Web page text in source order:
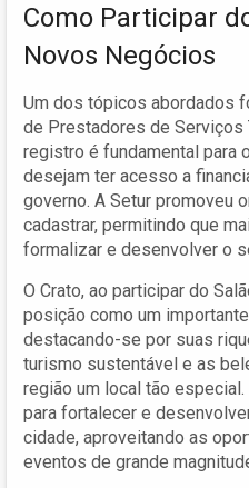
Como Participar
Novos Negócios
Um dos tópicos abordados
de Prestadores de Serviços
registro é fundamental para
desejam ter acesso a
governo. A Setur promoveu
cadastrar, permitindo que
formalizar e desenvolver o
O Crato, ao participar do
posição como um
destacando-se por suas
turismo sustentável e as
região um local tão
para fortalecer e
cidade, aproveitando as
eventos de grande